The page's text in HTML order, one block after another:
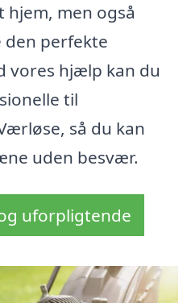
men også
den perfekte
vores hjælp kan du
til
så du kan
uden besvær.
uforpligtende